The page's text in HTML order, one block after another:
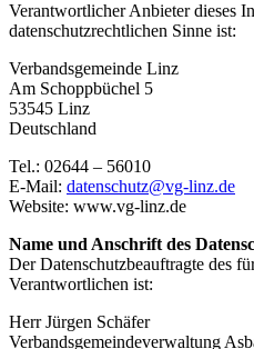
Verantwortlicher Anbieter dieses
datenschutzrechtlichen Sinne ist:
Verbandsgemeinde Linz
Am Schoppbüchel 5
53545 Linz
Deutschland
Tel.: 02644 – 56010
E-Mail: datenschutz@vg-linz.de
Website: www.vg-linz.de
Name und Anschrift des
Der Datenschutzbeauftragte des
Verantwortlichen ist:
Herr Jürgen Schäfer
Verbandsgemeindeverwaltung